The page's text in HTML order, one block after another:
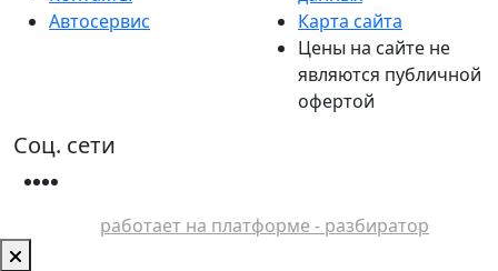
Автосервис
Карта сайта
Цены на сайте не
являются публичной
офертой
Соц. сети
работает на платформе - разбиратор